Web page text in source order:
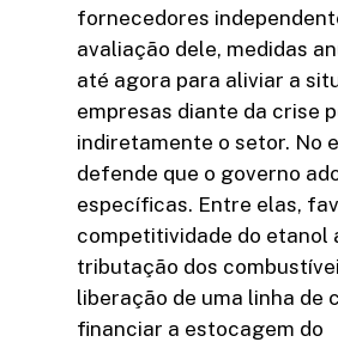
fornecedores
avaliação dele, medidas
até agora para aliviar a
empresas diante da crise
indiretamente o setor. No
defende que o governo
específicas. Entre elas,
competitividade do etanol
tributação dos
liberação de uma linha de
financiar a estocagem do